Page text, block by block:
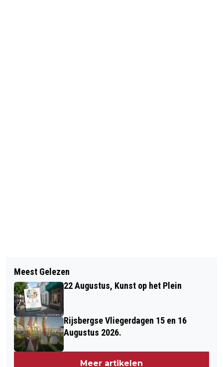
100 JAAR, EN TWEE BURGEMEESTERS
OP VISITE
BRAVIS KRIJGT ER TWEE
OPERATIEKAMERS BIJ
Meest Gelezen
22 Augustus, Kunst op het Plein
Rijsbergse Vliegerdagen 15 en 16
Augustus 2026.
Meer artikelen